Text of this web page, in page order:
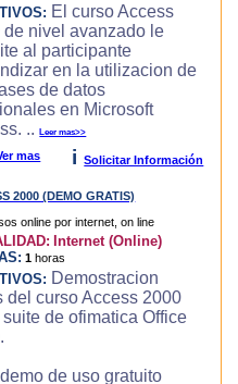
El curso Access
de nivel avanzado le
al participante
en la utilizacion de
de datos
en Microsoft
..Leer mas>>
mas i Solicitar Información
2000 (DEMO GRATIS)
Internet (Online)
1 horas
Demostracion
del curso Access 2000
de ofimatica Office
de uso gratuito